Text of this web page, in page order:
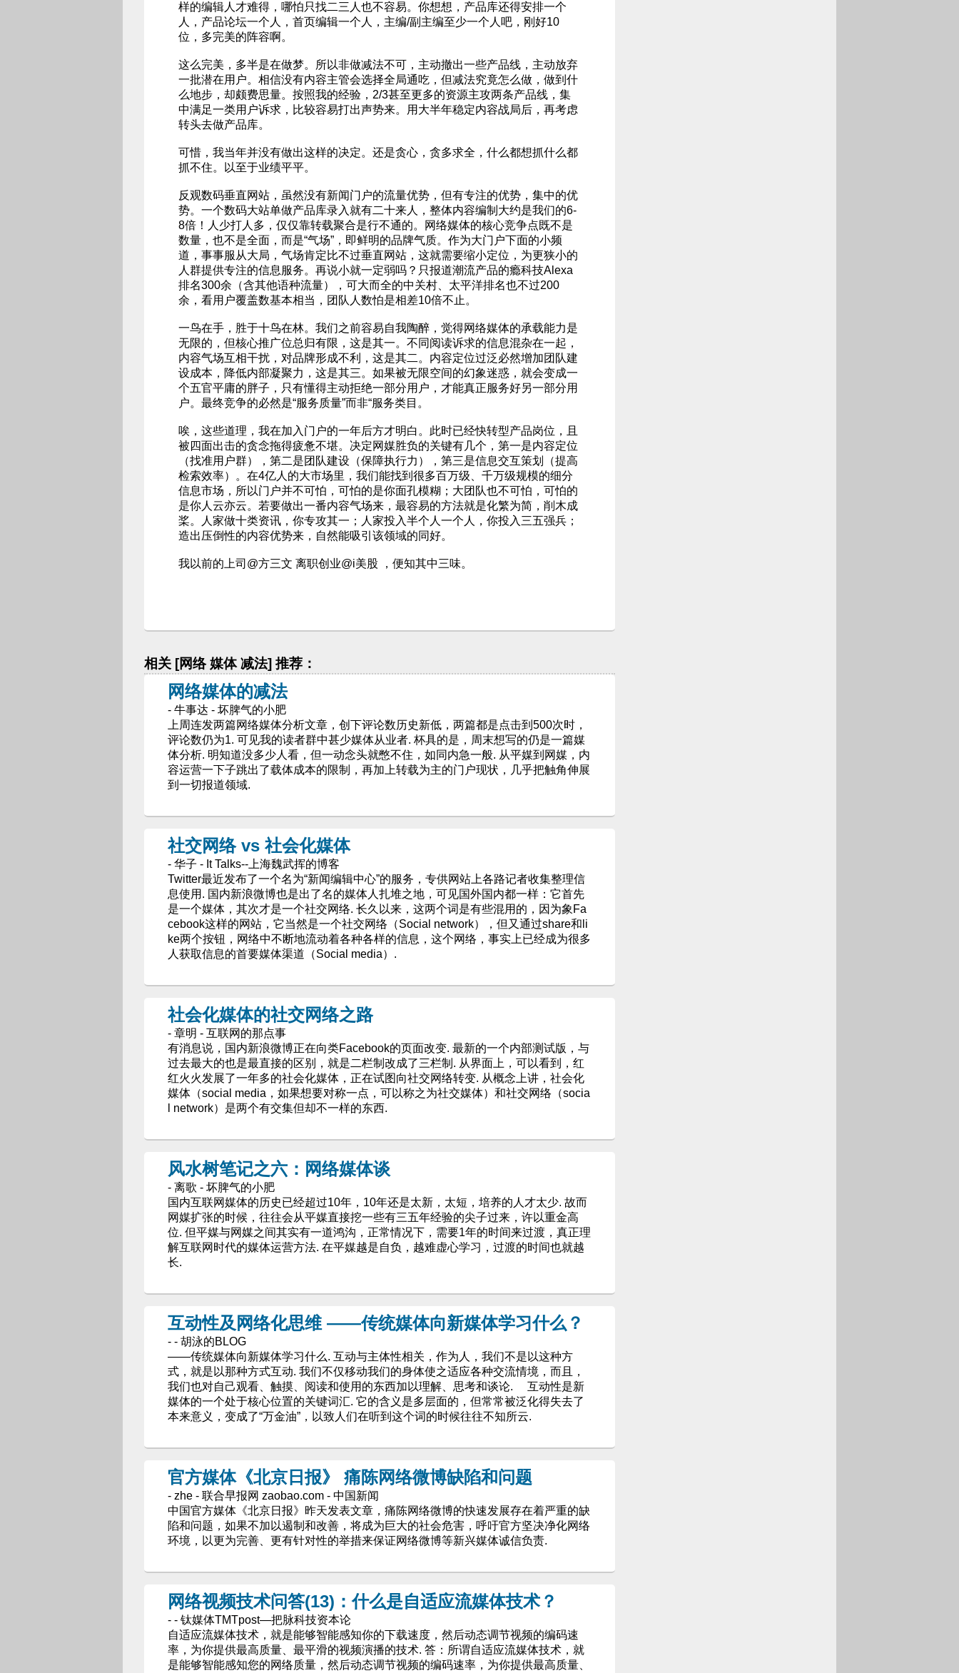
样的编辑人才难得，哪怕只找二三人也不容易。你想想，产品库还得安排一个
人，产品论坛一个人，首页编辑一个人，主编/副主编至少一个人吧，刚好10
位，多完美的阵容啊。
这么完美，多半是在做梦。所以非做减法不可，主动撤出一些产品线，主动放弃
一批潜在用户。相信没有内容主管会选择全局通吃，但减法究竟怎么做，做到什
么地步，却颇费思量。按照我的经验，2/3甚至更多的资源主攻两条产品线，集
中满足一类用户诉求，比较容易打出声势来。用大半年稳定内容战局后，再考虑
转头去做产品库。
可惜，我当年并没有做出这样的决定。还是贪心，贪多求全，什么都想抓什么都
抓不住。以至于业绩平平。
反观数码垂直网站，虽然没有新闻门户的流量优势，但有专注的优势，集中的优
势。一个数码大站单做产品库录入就有二十来人，整体内容编制大约是我们的6-
8倍！人少打人多，仅仅靠转载聚合是行不通的。网络媒体的核心竞争点既不是
数量，也不是全面，而是“气场”，即鲜明的品牌气质。作为大门户下面的小频
道，事事服从大局，气场肯定比不过垂直网站，这就需要缩小定位，为更狭小的
人群提供专注的信息服务。再说小就一定弱吗？只报道潮流产品的瘾科技Alexa
排名300余（含其他语种流量），可大而全的中关村、太平洋排名也不过200
余，看用户覆盖数基本相当，团队人数怕是相差10倍不止。
一鸟在手，胜于十鸟在林。我们之前容易自我陶醉，觉得网络媒体的承载能力是
无限的，但核心推广位总归有限，这是其一。不同阅读诉求的信息混杂在一起，
内容气场互相干扰，对品牌形成不利，这是其二。内容定位过泛必然增加团队建
设成本，降低内部凝聚力，这是其三。如果被无限空间的幻象迷惑，就会变成一
个五官平庸的胖子，只有懂得主动拒绝一部分用户，才能真正服务好另一部分用
户。最终竞争的必然是“服务质量”而非“服务类目。
唉，这些道理，我在加入门户的一年后方才明白。此时已经快转型产品岗位，且
被四面出击的贪念拖得疲惫不堪。决定网媒胜负的关键有几个，第一是内容定位
（找准用户群），第二是团队建设（保障执行力），第三是信息交互策划（提高
检索效率）。在4亿人的大市场里，我们能找到很多百万级、千万级规模的细分
信息市场，所以门户并不可怕，可怕的是你面孔模糊；大团队也不可怕，可怕的
是你人云亦云。若要做出一番内容气场来，最容易的方法就是化繁为简，削木成
桨。人家做十类资讯，你专攻其一；人家投入半个人一个人，你投入三五强兵；
造出压倒性的内容优势来，自然能吸引该领域的同好。
我以前的上司@方三文 离职创业@i美股 ，便知其中三味。
相关 [网络 媒体 减法] 推荐：
网络媒体的减法
- 牛事达 - 坏脾气的小肥
上周连发两篇网络媒体分析文章，创下评论数历史新低，两篇都是点击到500次时，
评论数仍为1. 可见我的读者群中甚少媒体从业者. 杯具的是，周末想写的仍是一篇媒
体分析. 明知道没多少人看，但一动念头就憋不住，如同内急一般. 从平媒到网媒，内
容运营一下子跳出了载体成本的限制，再加上转载为主的门户现状，几乎把触角伸展
到一切报道领域.
社交网络 vs 社会化媒体
- 华子 - It Talks--上海魏武挥的博客
Twitter最近发布了一个名为“新闻编辑中心”的服务，专供网站上各路记者收集整理信
息使用. 国内新浪微博也是出了名的媒体人扎堆之地，可见国外国内都一样：它首先
是一个媒体，其次才是一个社交网络. 长久以来，这两个词是有些混用的，因为象Fa
cebook这样的网站，它当然是一个社交网络（Social network），但又通过share和li
ke两个按钮，网络中不断地流动着各种各样的信息，这个网络，事实上已经成为很多
人获取信息的首要媒体渠道（Social media）.
社会化媒体的社交网络之路
- 章明 - 互联网的那点事
有消息说，国内新浪微博正在向类Facebook的页面改变. 最新的一个内部测试版，与
过去最大的也是最直接的区别，就是二栏制改成了三栏制. 从界面上，可以看到，红
红火火发展了一年多的社会化媒体，正在试图向社交网络转变. 从概念上讲，社会化
媒体（social media，如果想要对称一点，可以称之为社交媒体）和社交网络（socia
l network）是两个有交集但却不一样的东西.
风水树笔记之六：网络媒体谈
- 离歌 - 坏脾气的小肥
国内互联网媒体的历史已经超过10年，10年还是太新，太短，培养的人才太少. 故而
网媒扩张的时候，往往会从平媒直接挖一些有三五年经验的尖子过来，许以重金高
位. 但平媒与网媒之间其实有一道鸿沟，正常情况下，需要1年的时间来过渡，真正理
解互联网时代的媒体运营方法. 在平媒越是自负，越难虚心学习，过渡的时间也就越
长.
互动性及网络化思维 ——传统媒体向新媒体学习什么？
- - 胡泳的BLOG
——传统媒体向新媒体学习什么. 互动与主体性相关，作为人，我们不是以这种方
式，就是以那种方式互动. 我们不仅移动我们的身体使之适应各种交流情境，而且，
我们也对自己观看、触摸、阅读和使用的东西加以理解、思考和谈论. 互动性是新
媒体的一个处于核心位置的关键词汇. 它的含义是多层面的，但常常被泛化得失去了
本来意义，变成了“万金油”，以致人们在听到这个词的时候往往不知所云.
官方媒体《北京日报》 痛陈网络微博缺陷和问题
- zhe - 联合早报网 zaobao.com - 中国新闻
中国官方媒体《北京日报》昨天发表文章，痛陈网络微博的快速发展存在着严重的缺
陷和问题，如果不加以遏制和改善，将成为巨大的社会危害，呼吁官方坚决净化网络
环境，以更为完善、更有针对性的举措来保证网络微博等新兴媒体诚信负责.
网络视频技术问答(13)：什么是自适应流媒体技术？
- - 钛媒体TMTpost—把脉科技资本论
自适应流媒体技术，就是能够智能感知你的下载速度，然后动态调节视频的编码速
率，为你提供最高质量、最平滑的视频演播的技术. 答：所谓自适应流媒体技术，就
是能够智能感知您的网络质量，然后动态调节视频的编码速率，为你提供最高质量、